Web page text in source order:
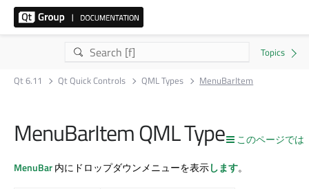
Qt 6.11 Qt Quick Controls QML Types MenuBarItem
このページでは
MenuBarItem QML Type
MenuBar内にドロップダウンメニューを表示します。